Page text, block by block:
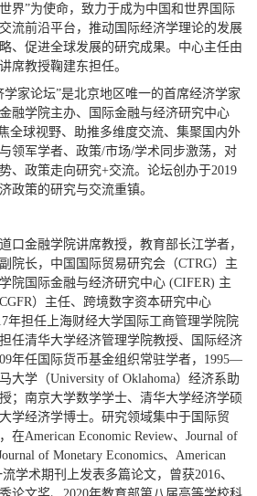
界”为使命，致力于成为中国和世界国际
流前沿平台，推动国际经济学理论的发展
、促进全球发展的研究成果。中心主任由
席教授鞠建东担任。
家论坛”是北京地区唯一的首席经济学家
融学院主办、国际金融与经济研究中心
全球视野、助推多维度交流、集聚国内外
领军学者、政策/市场/学术同步激荡，对
、政策走向研究+交流。论坛创办于2019
政策的研究与交流重镇。
口金融学院讲席教授，教育部长江学者，
院长，中国国际贸易研究会（CTRG）主
院国际金融与经济研究中心(CIFER) 主
CGFR）主任、跨境数字资本研究中心
年担任上海财经大学国际工商管理学院院
任清华大学经济管理学院教授、国际经济
年任国际货币基金组织常驻学者， 1995—
大学（University of Oklahoma）经济系助
；南京大学数学学士、清华大学经济学硕
学经济学博士。研究领域集中于国际贸
在American Economic Review、 Journal of
of Monetary Economics、 American
学术期刊上发表多篇论文，曾获2016、